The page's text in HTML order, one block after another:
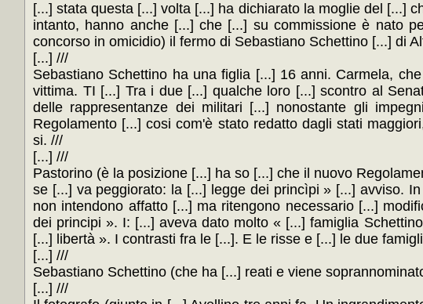
[...] stata questa [...] volta [...] ha dichiarato la moglie del [...]
intanto, hanno anche [...] che [...] su commissione è nato
concorso in omicidio) il fermo di Sebastiano Schettino [...] di
[...] ///
Sebastiano Schettino ha una figlia [...] 16 anni. Carmela,
vittima. TI [...] Tra i due [...] qualche loro [...] scontro al
delle rappresentanze dei militari [...] nonostante gli
Regolamento [...] cosi com'è stato redatto dagli stati
si. ///
[...] ///
Pastorino (è la posizione [...] ha so [...] che il nuovo
se [...] va peggiorato: la [...] legge dei princìpi » [...] avviso.
non intendono affatto [...] ma ritengono necessario [...]
dei principi ». I: [...] aveva dato molto « [...] famiglia
[...] libertà ». I contrasti fra le [...]. E le risse e [...] le due
[...] ///
Sebastiano Schettino (che ha [...] reati e viene
[...] ///